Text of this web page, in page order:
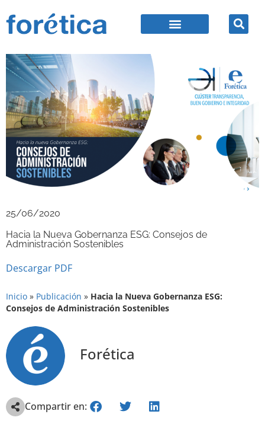
25/06/2020
Hacia la Nueva Gobernanza ESG: Consejos de
Administración Sostenibles
Descargar PDF
Inicio » Publicación » Hacia la Nueva Gobernanza ESG:
Consejos de Administración Sostenibles
Forética
Compartir en: